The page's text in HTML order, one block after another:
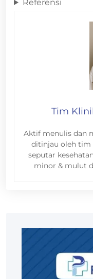
Referensi
Tim
Aktif menulis dan
ditinjau oleh tim
seputar
minor & mulut